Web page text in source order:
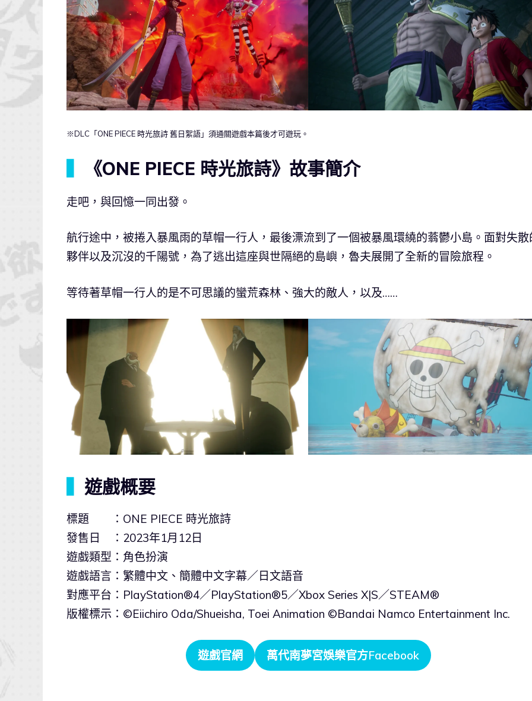
※DLC「ONE PIECE 時光旅詩 舊日絮語」須通關遊戲本篇後才可遊玩。
《ONE PIECE 時光旅詩》故事簡介
走吧，與回憶一同出發。
航行途中，被捲入暴風雨的草帽一行人，最後漂流到了一個被暴風環繞的蓊鬱小島。面對失散
夥伴以及沉沒的千陽號，為了逃出這座與世隔絕的島嶼，魯夫展開了全新的冒險旅程。
等待著草帽一行人的是不可思議的蠻荒森林、強大的敵人，以及……
遊戲概要
標題 ：ONE PIECE 時光旅詩
發售日 ：2023年1月12日
遊戲類型：角色扮演
遊戲語言：繁體中文、簡體中文字幕／日文語音
對應平台：PlayStation®4／PlayStation®5／Xbox Series X|S／STEAM®
版權標示：©Eiichiro Oda/Shueisha, Toei Animation ©Bandai Namco Entertainment Inc.
遊戲官網 萬代南夢宮娛樂官方Facebook